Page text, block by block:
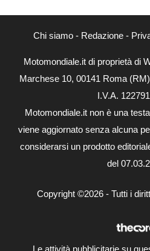
Chi siamo- Redazione-
Motomondiale.it di proprietà di
Marchese 10, 00141 Roma
I.V.A.
Motomondiale.it non è una
viene aggiornato senza alcuna
considerarsi un prodotto
del
Copyright ©2026 - Tutti i